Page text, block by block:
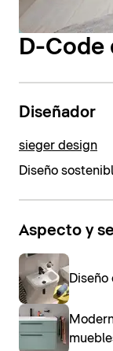
D-Code
Diseñador
sieger design
Diseño
Aspecto y